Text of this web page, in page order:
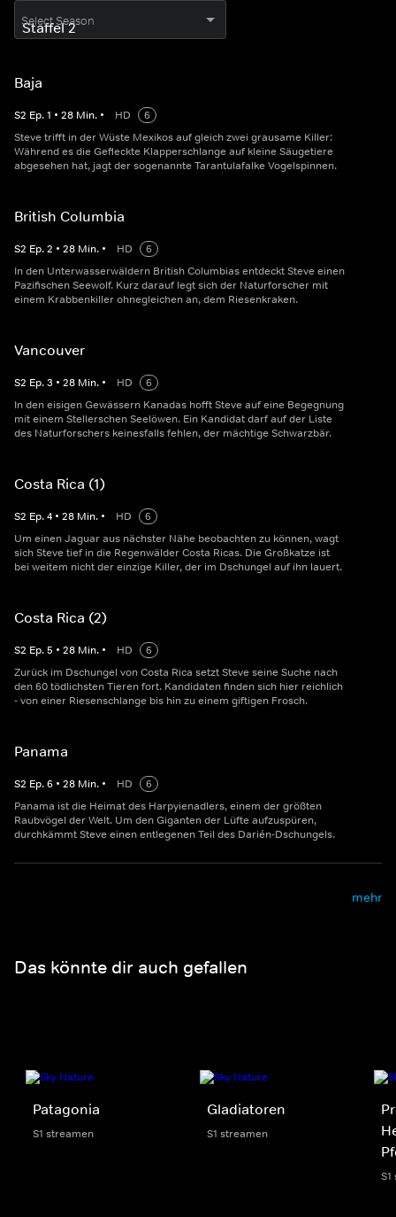
Select Season
Baja
S2 Ep.1 • 28 Min. • HD
6
Steve trifft in der Wüste Mexikos auf gleich zwei grausame Killer:
Während es die Gefleckte Klapperschlange auf kleine Säugetiere
abgesehen hat, jagt der sogenannte Tarantulafalke Vogelspinnen.
British Columbia
S2 Ep.2 • 28 Min. • HD
6
In den Unterwasserwäldern British Columbias entdeckt Steve einen
Pazifischen Seewolf. Kurz darauf legt sich der Naturforscher mit
einem Krabbenkiller ohnegleichen an, dem Riesenkraken.
Vancouver
S2 Ep.3 • 28 Min. • HD
6
In den eisigen Gewässern Kanadas hofft Steve auf eine Begegnung
mit einem Stellerschen Seelöwen. Ein Kandidat darf auf der Liste
des Naturforschers keinesfalls fehlen, der mächtige Schwarzbär.
Costa Rica (1)
S2 Ep.4 • 28 Min. • HD
6
Um einen Jaguar aus nächster Nähe beobachten zu können, wagt
sich Steve tief in die Regenwälder Costa Ricas. Die Großkatze ist
bei weitem nicht der einzige Killer, der im Dschungel auf ihn lauert.
Costa Rica (2)
S2 Ep.5 • 28 Min. • HD
6
Zurück im Dschungel von Costa Rica setzt Steve seine Suche nach
den 60 tödlichsten Tieren fort. Kandidaten finden sich hier reichlich
- von einer Riesenschlange bis hin zu einem giftigen Frosch.
Panama
S2 Ep.6 • 28 Min. • HD
6
Panama ist die Heimat des Harpyienadlers, einem der größten
Raubvögel der Welt. Um den Giganten der Lüfte aufzuspüren,
durchkämmt Steve einen entlegenen Teil des Darién-Dschungels.
mehr
Das könnte dir auch gefallen
Patagonia
S1 streamen
Gladiatoren
S1 streamen